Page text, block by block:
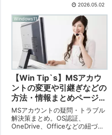
いた方には語枚枠をおかけしま
して。ご寛容ください。【不具
合追跡】2026年04月30日 プレ
ビューKB更新後の状況推移お
詫...
2026.05.02
Windows11
【Win Tip`s】MSアカウ
ントの変更や引継ぎなどの
方法・情報まとめページ
【2015/03/21移転】
MSアカウントの疑問・トラブル
解決策まとめ。OS認証、
OneDrive、Officeなどの紐づけ